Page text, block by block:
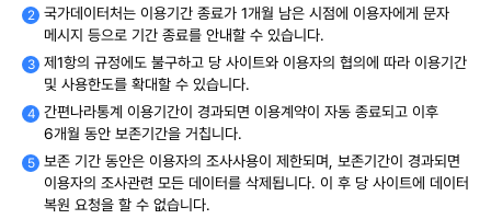
국가데이터처는 이용기간 종료가 1개월 남은 시점에 이용자에게 문자
메시지 등으로 기간 종료를 안내할 수 있습니다.
제1항의 규정에도 불구하고 당 사이트와 이용자의 협의에 따라 이용기간
및 사용한도를 확대할 수 있습니다.
간편나라통계 이용기간이 경과되면 이용계약이 자동 종료되고 이후
6개월 동안 보존기간을 거칩니다.
보존 기간 동안은 이용자의 조사사용이 제한되며, 보존기간이 경과되면
이용자의 조사관련 모든 데이터를 삭제됩니다. 이 후 당 사이트에 데이터
복원 요청을 할 수 없습니다.